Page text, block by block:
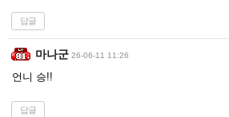
답글
마나군 26-06-11 11:26
언니 승!!
답글